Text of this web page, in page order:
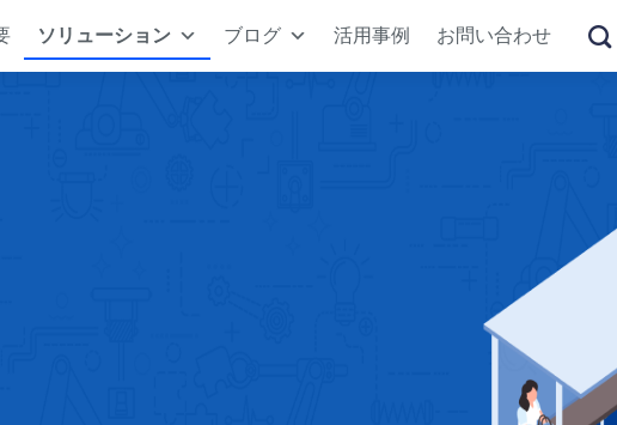
ソリューション ブログ 活用事例 お問い合わせ